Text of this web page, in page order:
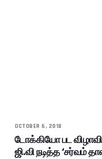
OCTOBER 6, 2018
டோக்கியோ பட
ஜி.வி நடித்த ‘சர்வம்